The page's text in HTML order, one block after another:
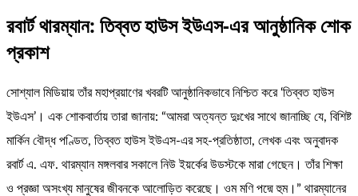
রবার্ট থারম্যান: তিব্বত হাউস ইউএস-এর আনুষ্ঠানিক শোক
প্রকাশ
সোশ্যাল মিডিয়ায় তাঁর মহাপ্রয়াণের খবরটি আনুষ্ঠানিকভাবে নিশ্চিত করে ‘তিব্বত হাউস
ইউএস’। এক শোকবার্তায় তারা জানায়: “আমরা অত্যন্ত দুঃখের সাথে জানাচ্ছি যে, বিশিষ্ট
মার্কিন বৌদ্ধ পণ্ডিত, তিব্বত হাউস ইউএস-এর সহ-প্রতিষ্ঠাতা, লেখক এবং অনুবাদক
রবার্ট এ. এফ. থারম্যান মঙ্গলবার সকালে নিউ ইয়র্কের উডস্টকে মারা গেছেন। তাঁর শিক্ষা
ও প্রজ্ঞা অসংখ্য মানুষের জীবনকে আলোড়িত করেছে। ওম মণি পদ্মে হুম।” থারম্যানের